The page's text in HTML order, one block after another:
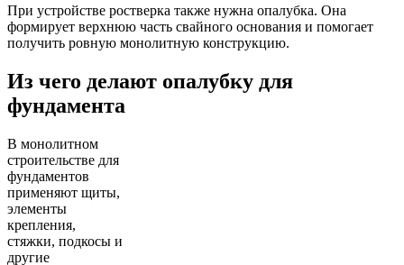
При устройстве ростверка также нужна опалубка. Она
формирует верхнюю часть свайного основания и помогает
получить ровную монолитную конструкцию.
Из чего делают опалубку для
фундамента
В монолитном
строительстве для
фундаментов
применяют щиты,
элементы
крепления,
стяжки, подкосы и
другие